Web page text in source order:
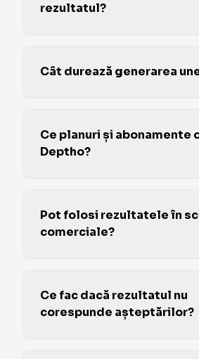
rezultatul?
Cât durează generarea
Ce planuri și abonamente
Deptho?
Pot folosi rezultatele în
comerciale?
Ce fac dacă rezultatul nu
corespunde așteptărilor?